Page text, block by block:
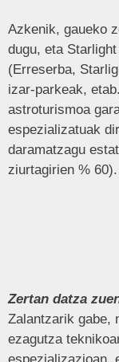
Azkenik, gaueko
dugu, eta
(Erreserba,
izar-parkeak,
astroturismoa
espezializatuak
daramatzagu
ziurtagirien % 60).
Zertan datza
Zalantzarik gabe,
ezagutza